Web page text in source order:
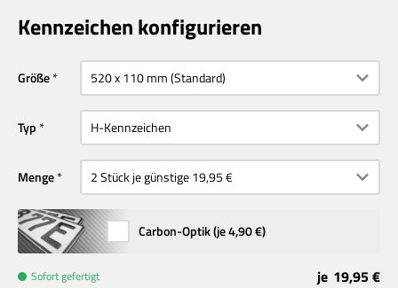
Kennzeichen konfigurieren
Größe
Typ
Menge
Carbon-Optik (je4,90 €)
Sofort gefertigt je 19,95 €